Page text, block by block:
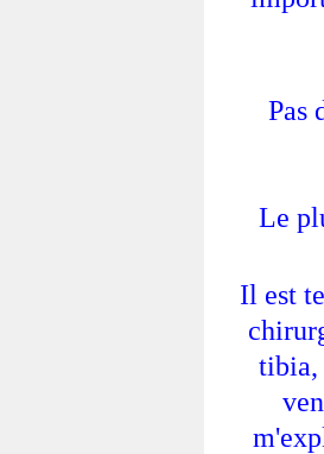
Pas
Le
Il est
tibia,